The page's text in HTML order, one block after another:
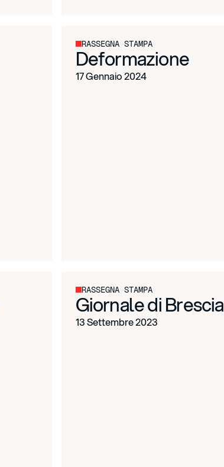
RASSEGNA STAMPA
Deformazione
17 Gennaio 2024
RASSEGNA STAMPA
Giornale di Brescia
13 Settembre 2023